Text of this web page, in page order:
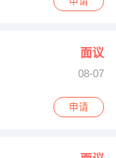
面议
08-07
对面梨树安置房3号楼
申请